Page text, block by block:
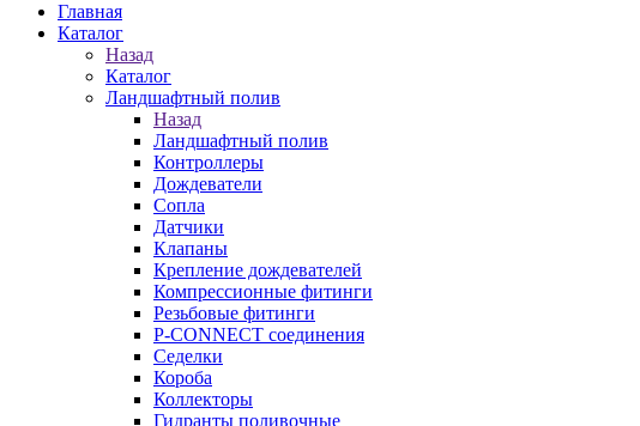
Главная
Каталог
Назад
Каталог
Ландшафтный полив
Назад
Ландшафтный полив
Контроллеры
Дождеватели
Сопла
Датчики
Клапаны
Крепление дождевателей
Компрессионные фитинги
Резьбовые фитинги
P-CONNECT соединения
Седелки
Короба
Коллекторы
Гидранты поливочные